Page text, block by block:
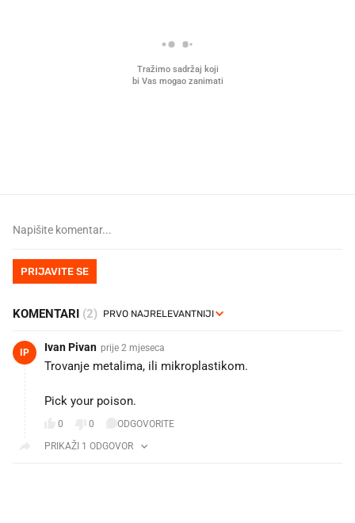
PRIJAVITE SE
KOMENTARI (2)
IP Ivan Pivan prije 2 mjeseca
Trovanje metalima, ili mikroplastikom.
Pick your poison.
0 0
ODGOVORITE
PRIKAŽI 1 ODGOVOR